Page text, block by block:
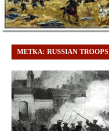
МЕТКА: RUSSIAN TROOPS